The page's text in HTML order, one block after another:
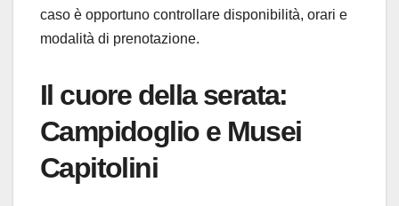
caso è opportuno controllare disponibilità, orari e
modalità di prenotazione.
Il cuore della serata:
Campidoglio e Musei
Capitolini